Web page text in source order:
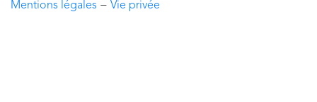
Mentions légales − Vie privée